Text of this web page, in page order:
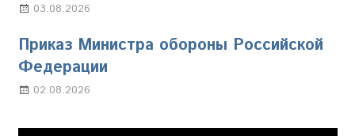
03.08.2026
Приказ Министра обороны Российской
Федерации
02.08.2026